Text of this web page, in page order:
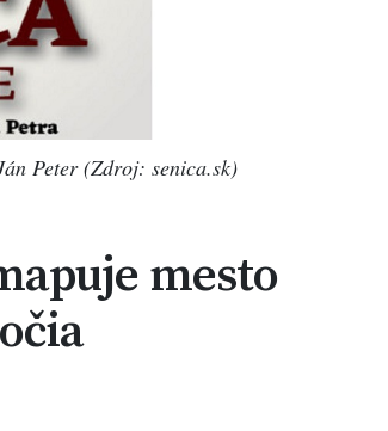
Peter (Zdroj: senica.sk)
mesto